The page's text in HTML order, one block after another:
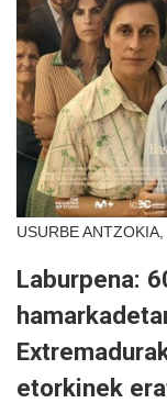
USURBE ANTZOKIA,
Laburpena:
etorkinek